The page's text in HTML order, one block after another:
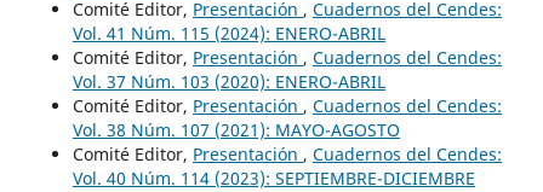
Comité Editor, Presentación , Cuadernos del Cendes:
Vol. 41 Núm. 115 (2024): ENERO-ABRIL
Comité Editor, Presentación , Cuadernos del Cendes:
Vol. 37 Núm. 103 (2020): ENERO-ABRIL
Comité Editor, Presentación , Cuadernos del Cendes:
Vol. 38 Núm. 107 (2021): MAYO-AGOSTO
Comité Editor, Presentación , Cuadernos del Cendes:
Vol. 40 Núm. 114 (2023): SEPTIEMBRE-DICIEMBRE